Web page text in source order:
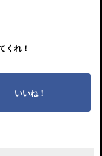
くれ！
いいね！